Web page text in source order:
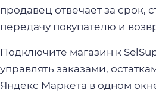
продавец отвечает за срок,
передачу покупателю и
Подключите магазин к
управлять заказами,
Яндекс Маркета в одном